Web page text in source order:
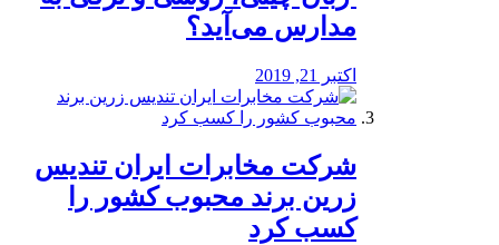
مدارس می‌آید؟
اکتبر 21, 2019
شرکت مخابرات ایران تندیس
زرین برند محبوب کشور را
کسب کرد